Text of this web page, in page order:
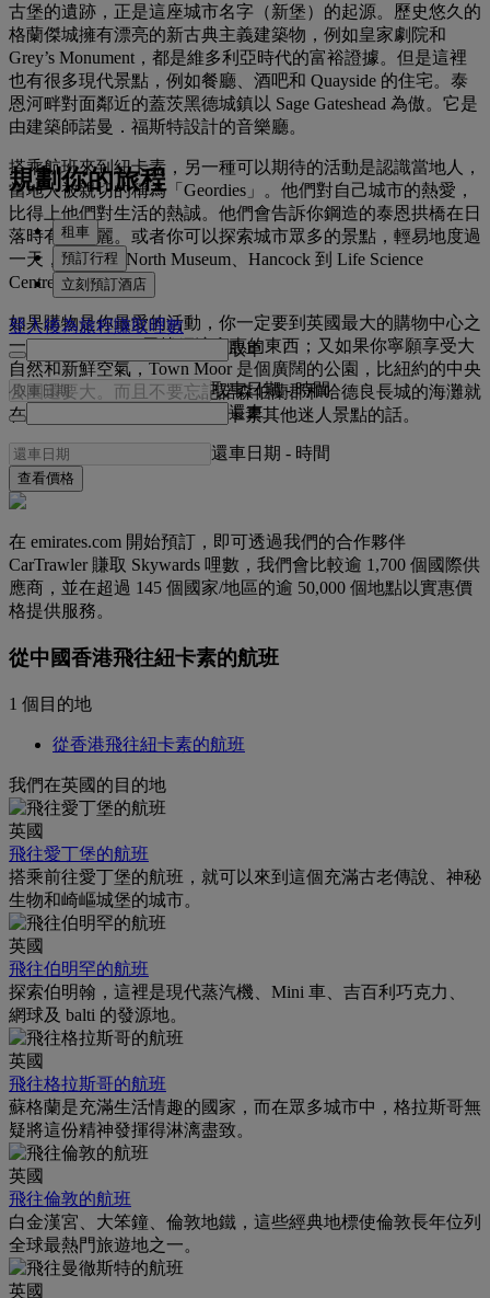
古堡的遺跡，正是這座城市名字（新堡）的起源。歷史悠久的
格蘭傑城擁有漂亮的新古典主義建築物，例如皇家劇院和
Grey’s Monument，都是維多利亞時代的富裕證據。但是這裡
也有很多現代景點，例如餐廳、酒吧和 Quayside 的住宅。泰
恩河畔對面鄰近的蓋茨黑德城鎮以 Sage Gateshead 為傲。它是
由建築師諾曼．福斯特設計的音樂廳。
搭乘航班來到紐卡素，另一種可以期待的活動是認識當地人，
當地人被親切的稱為「Geordies」。他們對自己城市的熱愛，
比得上他們對生活的熱誠。他們會告訴你鋼造的泰恩拱橋在日
落時有多美麗。或者你可以探索城市眾多的景點，輕易地度過
一天，從 Great North Museum、Hancock 到 Life Science
Centre。
如果購物是你最愛的活動，你一定要到英國最大的購物中心之
一 Eldon Square，尋找經濟實惠的東西；又如果你寧願享受大
自然和新鮮空氣，Town Moor 是個廣闊的公園，比紐約的中央
公園還要大。而且不要忘記諾森伯蘭郡和哈德良長城的海灘就
在附近 — 如果你捨得離開紐卡素其他迷人景點的話。
規劃你的旅程
租車
預訂行程
立刻預訂酒店
登入後為旅程賺取哩數
取車
取車日期 - 時間
還車
還車日期 - 時間
查看價格
在 emirates.com 開始預訂，即可透過我們的合作夥伴
CarTrawler 賺取 Skywards 哩數，我們會比較逾 1,700 個國際供
應商，並在超過 145 個國家/地區的逾 50,000 個地點以實惠價
格提供服務。
從中國香港飛往紐卡素的航班
1 個目的地
從香港飛往紐卡素的航班
我們在英國的目的地
英國
飛往愛丁堡的航班
搭乘前往愛丁堡的航班，就可以來到這個充滿古老傳說、神秘
生物和崎嶇城堡的城市。
英國
飛往伯明罕的航班
探索伯明翰，這裡是現代蒸汽機、Mini 車、吉百利巧克力、
網球及 balti 的發源地。
英國
飛往格拉斯哥的航班
蘇格蘭是充滿生活情趣的國家，而在眾多城市中，格拉斯哥無
疑將這份精神發揮得淋漓盡致。
英國
飛往倫敦的航班
白金漢宮、大笨鐘、倫敦地鐵，這些經典地標使倫敦長年位列
全球最熱門旅遊地之一。
英國